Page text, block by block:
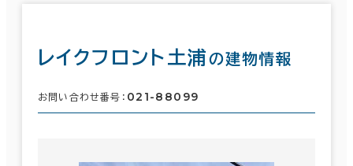
レイクフロント土浦の建物情報
お問い合わせ番号： 021-88099